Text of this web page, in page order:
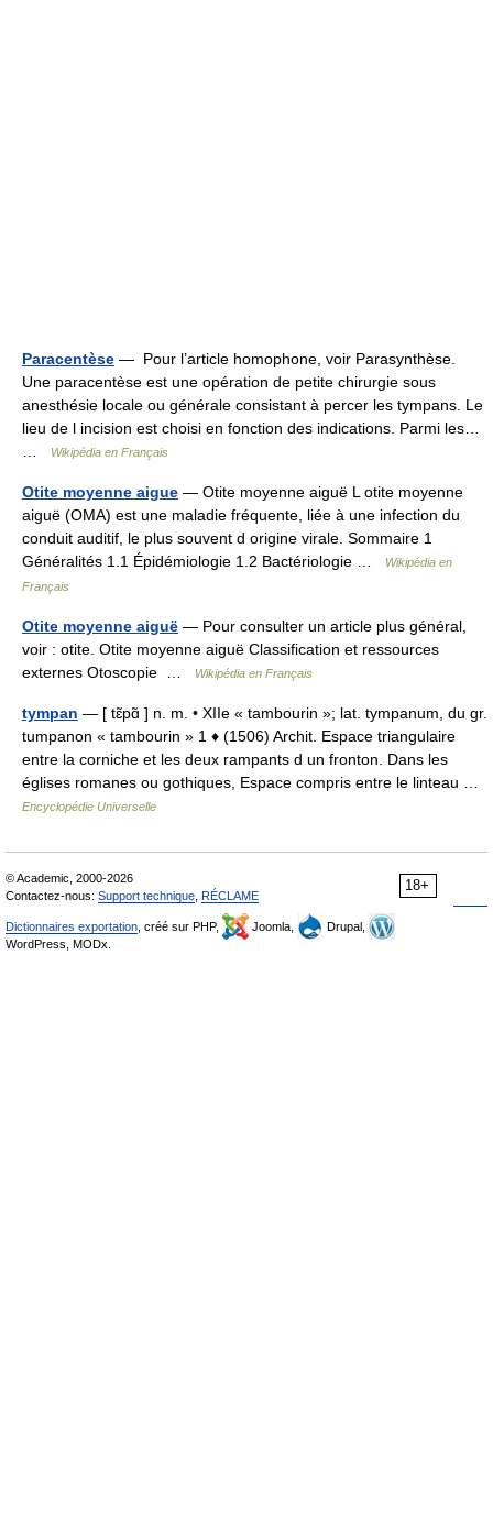
Paracentèse — Pour l’article homophone, voir Parasynthèse.
Une paracentèse est une opération de petite chirurgie sous
anesthésie locale ou générale consistant à percer les tympans. Le
lieu de l incision est choisi en fonction des indications. Parmi les…
…
Wikipédia en Français
Otite moyenne aigue — Otite moyenne aiguë L otite moyenne
aiguë (OMA) est une maladie fréquente, liée à une infection du
conduit auditif, le plus souvent d origine virale. Sommaire 1
Généralités 1.1 Épidémiologie 1.2 Bactériologie …
Wikipédia en
Français
Otite moyenne aiguë — Pour consulter un article plus général,
voir : otite. Otite moyenne aiguë Classification et ressources
externes Otoscopie …
Wikipédia en Français
tympan — [ tɛ̃pɑ̃ ] n. m. • XIIe « tambourin »; lat. tympanum, du gr.
tumpanon « tambourin » 1 ♦ (1506) Archit. Espace triangulaire
entre la corniche et les deux rampants d un fronton. Dans les
églises romanes ou gothiques, Espace compris entre le linteau …
Encyclopédie Universelle
18+
© Academic, 2000-2026
Contactez-nous: Support technique RÉCLAME
Dictionnaires exportation , créé sur PHP, Joomla,
Drupal,
WordPress, MODx.